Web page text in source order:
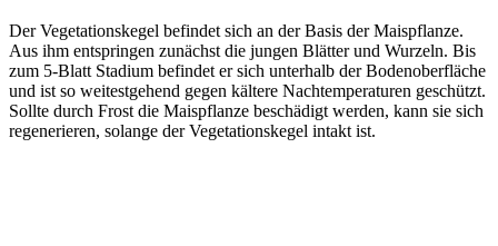
Der Vegetationskegel befindet sich an der Basis der Maispflanze.
Aus ihm entspringen zunächst die jungen Blätter und Wurzeln. Bis
zum 5-Blatt Stadium befindet er sich unterhalb der Bodenoberfläche
und ist so weitestgehend gegen kältere Nachtemperaturen geschützt.
Sollte durch Frost die Maispflanze beschädigt werden, kann sie sich
regenerieren, solange der Vegetationskegel intakt ist.